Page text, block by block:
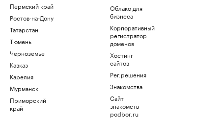
Пермский край
Ростов-на-Дону
Татарстан
Тюмень
Черноземье
Кавказ
Карелия
Мурманск
Приморский
край
Облако для
бизнеса
Корпоративный
регистратор
доменов
Хостинг
сайтов
Рег.решения
Знакомства
Сайт
знакомств
podbor.ru